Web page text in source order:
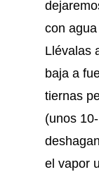
con
Llévalas
baja a
tiernas
(unos
el vapor